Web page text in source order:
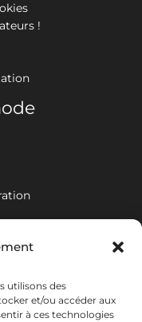
utilisons des
et/ou accéder aux
à ces technologies
!